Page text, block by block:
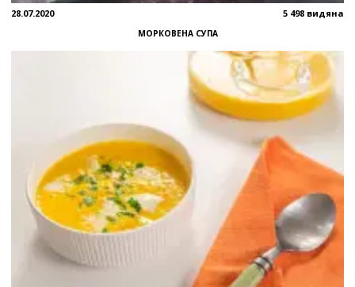
28.07.2020 5 498 видяна
МОРКОВЕНА СУПА